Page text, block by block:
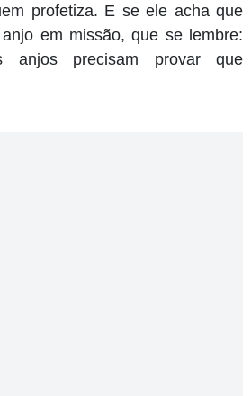
profetiza. E se ele acha que
em missão, que se lembre:
precisam provar que